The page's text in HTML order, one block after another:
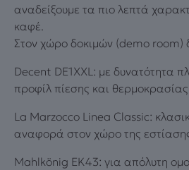
αναδείξουμε τα πιο λεπτά
καφέ.
Στον χώρο δοκιμών (demo room)
Decent DE1XXL: με δυνατότητα
προφίλ πίεσης και
La Marzocco Linea Classic:
αναφορά στον χώρο της
Mahlkönig EK43: για απόλυτη